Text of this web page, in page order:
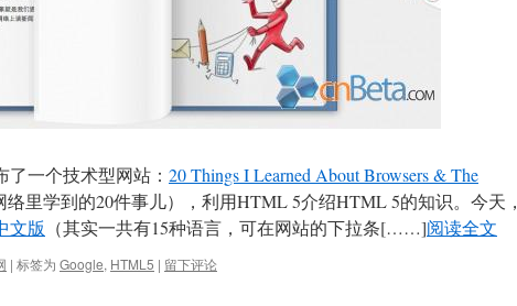
了一个技术型网站： 20 Things I Learned About Browsers & The
络里学到的20件事儿），利用HTML 5介绍HTML 5的知识。今天，
文版 （其实一共有15种语言，可在网站的下拉条[……]阅读全文
| 标签为 Google, HTML5 | 留下评论